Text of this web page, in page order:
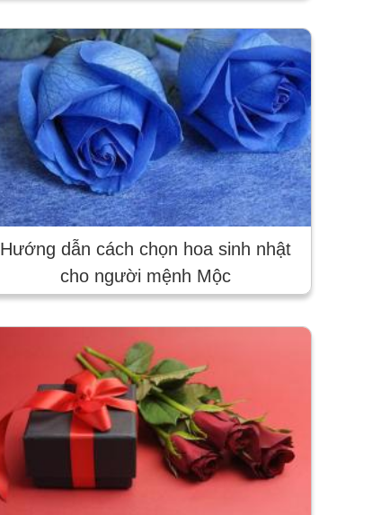
Hướng dẫn cách chọn hoa sinh nhật
cho người mệnh Mộc